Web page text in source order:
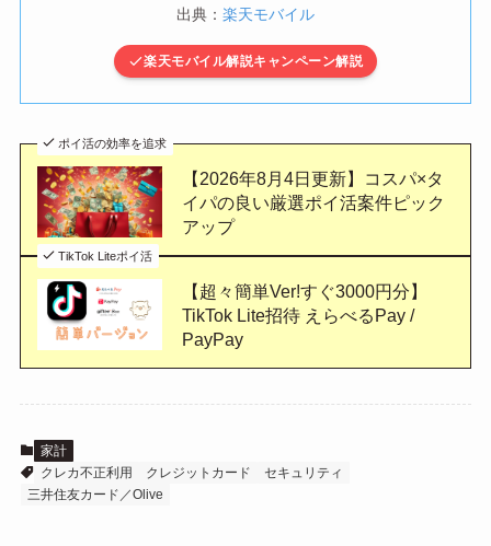
出典： 楽天モバイル
楽天モバイル解説キャンペーン解説
ポイ活の効率を追求
【2026年8月4日更新】コスパ×タ
イパの良い厳選ポイ活案件ピック
アップ
TikTok Liteポイ活
【超々簡単Ver!すぐ3000円分】
TikTok Lite招待 えらべるPay /
PayPay
家計
クレカ不正利用
クレジットカード
セキュリティ
三井住友カード／Olive